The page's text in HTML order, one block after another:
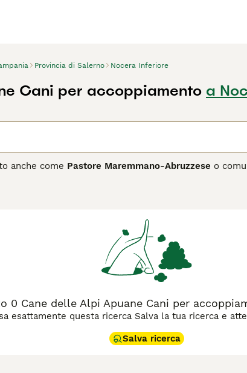
Provincia di Salerno Nocera Inferiore
Cani per accoppiamento a
anche come Pastore Maremmano-Abruzzese o
aree rurali dell'Italia centrale. Il
punto di vista caratteriale, è noto per il suo
particolarmente abile nel difenderlo dai lupi e
da lavoro e compagnia, con necessità di spazio e
e un ambiente stimolante che valorizzi il suo istinto di
Maremmano, Maremmano, cane da pastore
0 Cane delle Alpi Apuane Cani per
esattamente questa ricerca Salva la tua ricerca e
Salva ricerca